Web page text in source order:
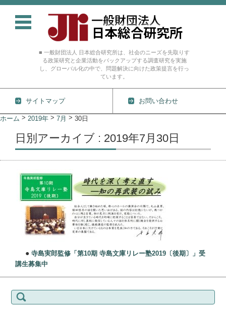
■ 一般財団法人 日本総合研究所は、社会のニーズを先取りす
る政策研究と企業活動をバックアップする調査研究を実施
し、グローバル化の中で、問題解決に向けた政策提言を行っ
ています。
サイトマップ
お問い合わせ
コンテンツに移動
ホーム > 2019年 > 7月 > 30日
日別アーカイブ : 2019年7月30日
● 寺島実郎監修「第10期 寺島文庫リレー塾2019〔後期〕」受
講生募集中
検索: